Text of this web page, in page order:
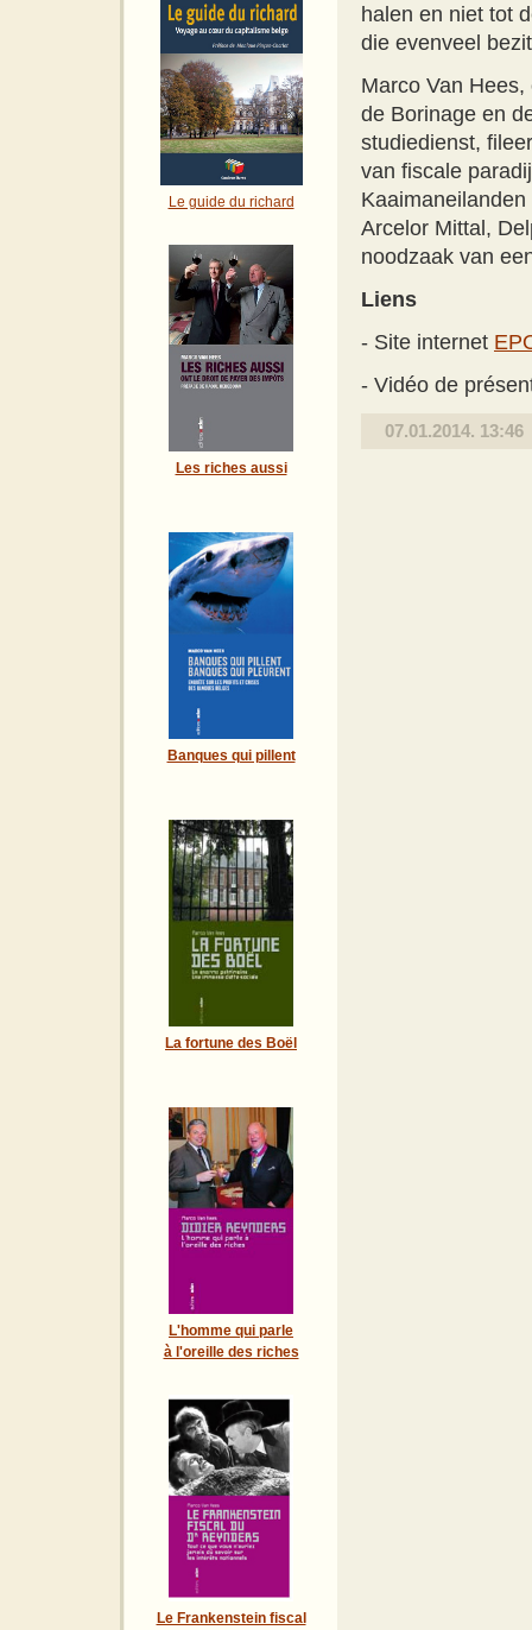
Le guide du richard
Les riches aussi
Banques qui pillent
La fortune des Boël
L'homme qui parle
à l'oreille des riches
Le Frankenstein fiscal
halen en niet tot
die evenveel
Marco Van
de Borinage en
studiedienst,
van fiscale
Arcelor Mittal,
noodzaak van
Liens
- Site internet
- Vidéo de
07.01.2014. 13:46